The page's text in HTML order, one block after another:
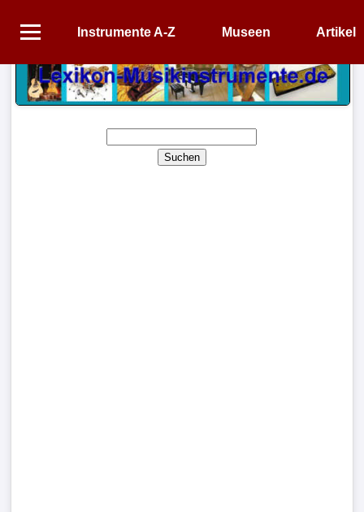
Instrumente A-Z Museen Artikel
Startseite
Instrumente
Suchen